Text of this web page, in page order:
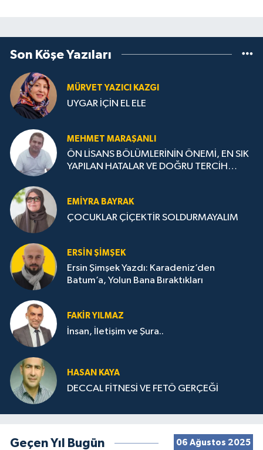
Son Köşe Yazıları
MÜRVET YAZICI KAZGI
UYGAR İÇİN EL ELE
MEHMET MARAŞANLI
ÖN LİSANS BÖLÜMLERİNİN ÖNEMİ, EN SIK
YAPILAN HATALAR VE DOĞRU TERCİH
EMIYRA BAYRAK
ÇOCUKLAR ÇİÇEKTİR SOLDURMAYALIM
ERSIN ŞIMŞEK
Ersin Şimşek Yazdı: Karadeniz’den
Batum’a, Yolun Bana Bıraktıkları
FAKIR YILMAZ
İnsan, İletişim ve Şura..
HASAN KAYA
DECCAL FİTNESİ VE FETÖ GERÇEĞİ
Geçen Yıl Bugün 06 Ağustos 2025